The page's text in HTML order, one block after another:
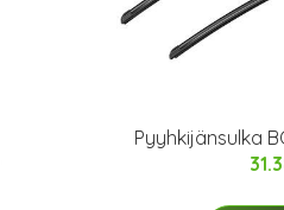
Pyyhkijänsulka